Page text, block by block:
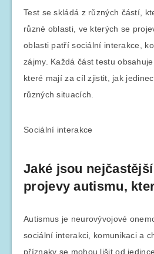
Test se skládá z různých částí,
různé oblasti, ve kterých se
oblasti patří sociální interakce,
zájmy. Každá část testu
které mají za cíl zjistit, jak
různých situacích.
Sociální interakce
Jaké jsou
projevy autismu,
Autismus je neurovývojové
sociální interakci, komunikaci a
příznaky se mohou lišit od